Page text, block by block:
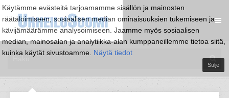
Käytämme evästeitä tarjoamamme sisällön ja mainosten
räätälöimiseen, sosiaalisen median ominaisuuksien tukemiseen ja
kävijämäärämme analysoimiseen. Jaamme myös sosiaalisen
median, mainosalan ja analytiikka-alan kumppaneillemme tietoa siitä,
kuinka käytät sivustoamme. Näytä tiedot
Sulje